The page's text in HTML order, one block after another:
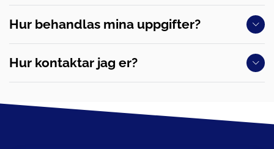
Hur behandlas mina uppgifter?
Hur kontaktar jag er?